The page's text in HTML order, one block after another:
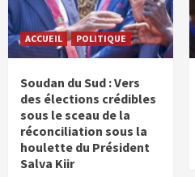
ACCUEIL POLITIQUE
Soudan du Sud : Vers
des élections crédibles
sous le sceau de la
réconciliation sous la
houlette du Président
Salva Kiir